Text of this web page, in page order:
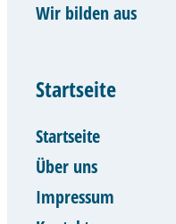
Wir bilden aus
Startseite
Startseite
Über uns
Impressum